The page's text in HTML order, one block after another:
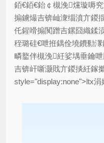
銆€銆€鈶￠槻浼爣璇嗕
搧鐪熶吉锛屾潨缁濆亣鍐
仛鍟嗗搧闃蹭吉鏍囧織鍒
秷璐硅€呭拰鍝佺墝鐨勬
疄鐜伴槻浼紝娑堣垂鑰
吉锛屽噺灏戝亣鍐掞紝鎵
style="display:none">ltx